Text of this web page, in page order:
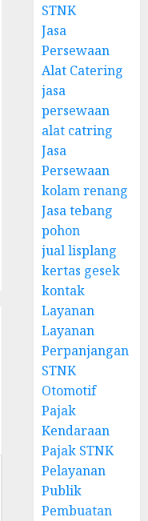
STNK
Jasa
Persewaan
Alat Catering
jasa
persewaan
alat catring
Jasa
Persewaan
kolam renang
Jasa tebang
pohon
jual lisplang
kertas gesek
kontak
Layanan
Layanan
Perpanjangan
STNK
Otomotif
Pajak
Kendaraan
Pajak STNK
Pelayanan
Publik
Pembuatan